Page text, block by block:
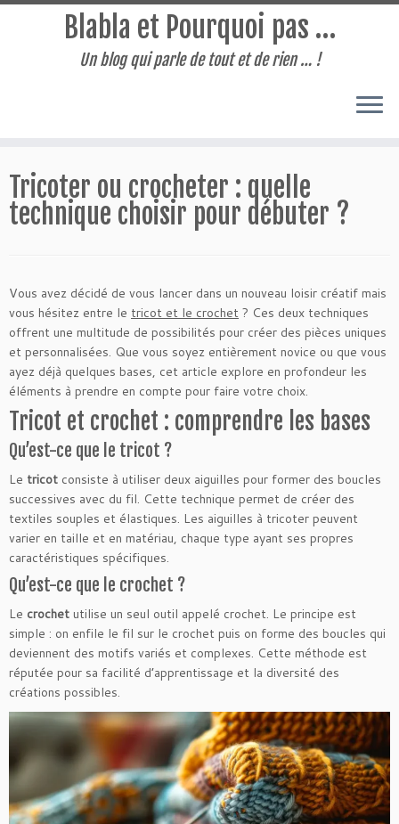
au
contenu
Blabla et Pourquoi pas …
Un blog qui parle de tout et de rien … !
Tricoter ou crocheter : quelle
technique choisir pour débuter ?
Vous avez décidé de vous lancer dans un nouveau loisir créatif mais
vous hésitez entre le tricot et le crochet ? Ces deux techniques
offrent une multitude de possibilités pour créer des pièces uniques
et personnalisées. Que vous soyez entièrement novice ou que vous
ayez déjà quelques bases, cet article explore en profondeur les
éléments à prendre en compte pour faire votre choix.
Tricot et crochet : comprendre les bases
Qu’est-ce que le tricot ?
Le tricot consiste à utiliser deux aiguilles pour former des boucles
successives avec du fil. Cette technique permet de créer des
textiles souples et élastiques. Les aiguilles à tricoter peuvent
varier en taille et en matériau, chaque type ayant ses propres
caractéristiques spécifiques.
Qu’est-ce que le crochet ?
Le crochet utilise un seul outil appelé crochet. Le principe est
simple : on enfile le fil sur le crochet puis on forme des boucles qui
deviennent des motifs variés et complexes. Cette méthode est
réputée pour sa facilité d’apprentissage et la diversité des
créations possibles.